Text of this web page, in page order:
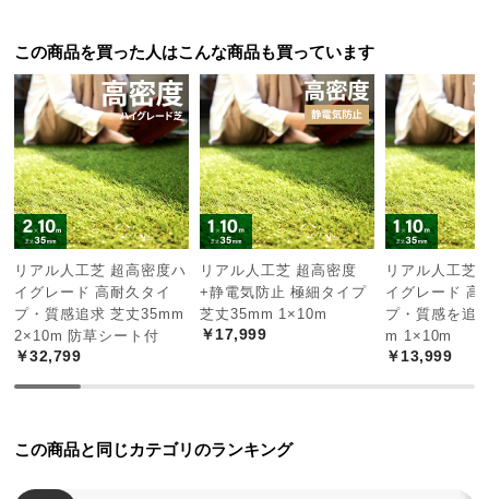
て
保
証
に
つ
い
て
会
員
規
約
に
い
この商品を買った人はこんな商品も買っています
リアル人工芝 超高密度ハ
イグレード 高耐久タイ
プ・質感追求 芝丈35mm
2×10m 防草シート付
￥32,799
リアル人工芝 超高密度
+静電気防止 極細タイプ
芝丈35mm 1×10m
￥17,999
リアル人工芝
イグレード 高
プ・質感を追
m 1×10m
￥13,999
この商品と同じカテゴリのランキング